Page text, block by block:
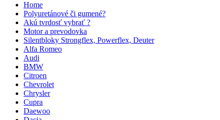
Home
Polyuretánové či gumené?
Akú tvrdosť vybrať ?
Motor a prevodovka
Silentbloky Strongflex, Powerflex, Deuter
Alfa Romeo
Audi
BMW
Citroen
Chevrolet
Chrysler
Cupra
Daewoo